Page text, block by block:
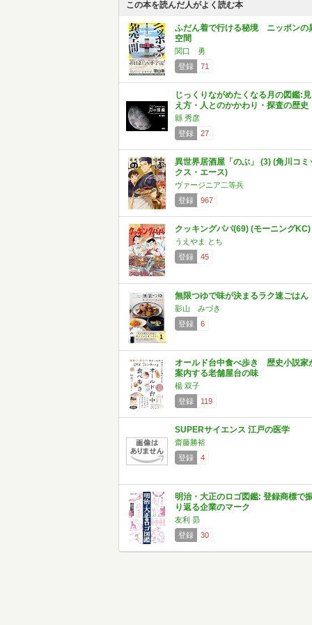
この本を読んだ人がよく読む本
ふだん着で行ける秘境 ニッポンの
空間
関口 勇
登録
71
じっくりながめたくなる月の図鑑:見
え方・人とのかかわり・探査の歴史
縣 秀彦
登録
27
異世界居酒屋「のぶ」 (3) (角川コミ
クス・エース)
ヴァージニア二等兵
登録
967
クッキングパパ(69) (モーニングKC)
うえやま とち
登録
45
無限つゆで味が決まるラク速ごはん
影山 みづき
登録
6
オールド台中食べ歩き 歴史小説家
案内する老舗屋台の味
楊 双子
登録
119
SUPERサイエンス 江戸の医学
齋藤勝裕
登録
4
明治・大正のロゴ図鑑: 登録商標で
り返る企業のマーク
友利 昴
登録
30